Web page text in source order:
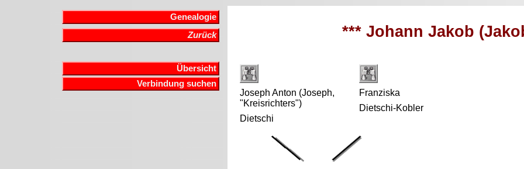
Genealogie
Zurück
Übersicht
Verbindung suchen
*** Johann Jakob
Joseph Anton (Joseph,
"Kreisrichters")
Dietschi
Franziska
Dietschi-Kobler